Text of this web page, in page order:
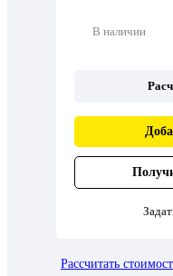
В наличии
Рассчитать